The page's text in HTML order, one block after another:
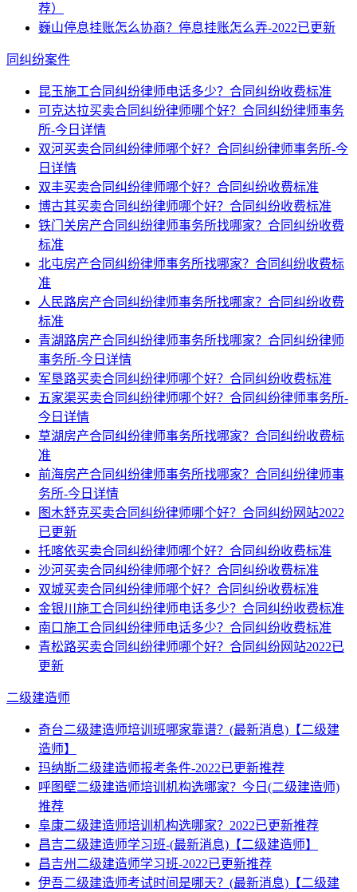
荐）
巍山停息挂账怎么协商？停息挂账怎么弄-2022已更新
同纠纷案件
昆玉施工合同纠纷律师电话多少？合同纠纷收费标准
可克达拉买卖合同纠纷律师哪个好？合同纠纷律师事务
所-今日详情
双河买卖合同纠纷律师哪个好？合同纠纷律师事务所-今
日详情
双丰买卖合同纠纷律师哪个好？合同纠纷收费标准
博古其买卖合同纠纷律师哪个好？合同纠纷收费标准
铁门关房产合同纠纷律师事务所找哪家？合同纠纷收费
标准
北屯房产合同纠纷律师事务所找哪家？合同纠纷收费标
准
人民路房产合同纠纷律师事务所找哪家？合同纠纷收费
标准
青湖路房产合同纠纷律师事务所找哪家？合同纠纷律师
事务所-今日详情
军垦路买卖合同纠纷律师哪个好？合同纠纷收费标准
五家渠买卖合同纠纷律师哪个好？合同纠纷律师事务所-
今日详情
草湖房产合同纠纷律师事务所找哪家？合同纠纷收费标
准
前海房产合同纠纷律师事务所找哪家？合同纠纷律师事
务所-今日详情
图木舒克买卖合同纠纷律师哪个好？合同纠纷网站2022
已更新
托喀依买卖合同纠纷律师哪个好？合同纠纷收费标准
沙河买卖合同纠纷律师哪个好？合同纠纷收费标准
双城买卖合同纠纷律师哪个好？合同纠纷收费标准
金银川施工合同纠纷律师电话多少？合同纠纷收费标准
南口施工合同纠纷律师电话多少？合同纠纷收费标准
青松路买卖合同纠纷律师哪个好？合同纠纷网站2022已
更新
二级建造师
奇台二级建造师培训班哪家靠谱？(最新消息)【二级建
造师】
玛纳斯二级建造师报考条件-2022已更新推荐
呼图壁二级建造师培训机构选哪家？今日(二级建造师)
推荐
阜康二级建造师培训机构选哪家？2022已更新推荐
昌吉二级建造师学习班-(最新消息)【二级建造师】
昌吉州二级建造师学习班-2022已更新推荐
伊吾二级建造师考试时间是哪天？(最新消息)【二级建